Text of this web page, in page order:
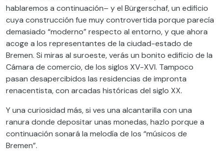
hablaremos a continuación– y el Bürgerschaf, un edificio
cuya construcción fue muy controvertida porque parecía
demasiado “moderno” respecto al entorno, y que ahora
acoge a los representantes de la ciudad-estado de
Bremen. Si miras al suroeste, verás un bonito edificio de la
Cámara de comercio, de los siglos XV-XVI. Tampoco
pasan desapercibidos las residencias de impronta
renacentista, con arcadas históricas del siglo XX.
Y una curiosidad más, si ves una alcantarilla con una
ranura donde depositar unas monedas, hazlo porque a
continuación sonará la melodía de los “músicos de
Bremen”.